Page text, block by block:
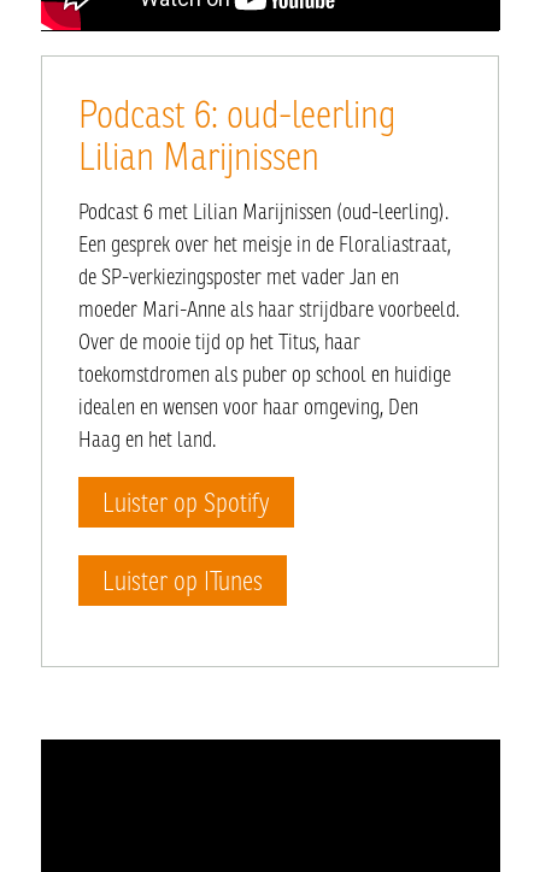
Podcast 6: oud-leerling
Lilian Marijnissen
Podcast 6 met Lilian Marijnissen (oud-leerling).
Een gesprek over het meisje in de Floraliastraat,
de SP-verkiezingsposter met vader Jan en
moeder Mari-Anne als haar strijdbare voorbeeld.
Over de mooie tijd op het Titus, haar
toekomstdromen als puber op school en huidige
idealen en wensen voor haar omgeving, Den
Haag en het land.
Luister op Spotify
Luister op ITunes